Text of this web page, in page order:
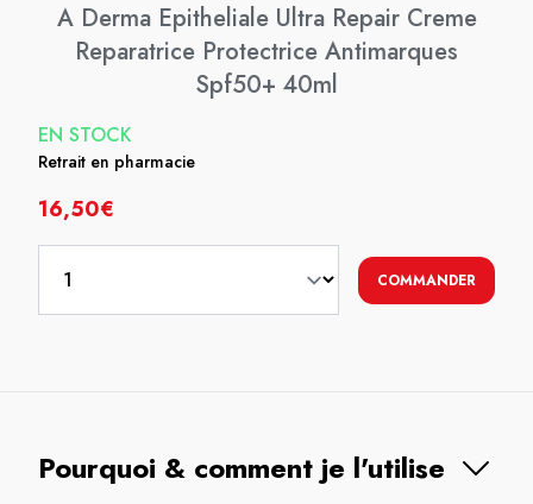
A Derma Epitheliale Ultra Repair Creme
Reparatrice Protectrice Antimarques
Spf50+ 40ml
EN STOCK
Retrait en pharmacie
16,50€
COMMANDER
Pourquoi & comment je l'utilise